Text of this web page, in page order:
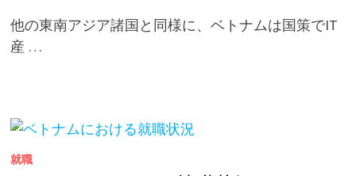
他の東南アジア諸国と同様に、ベトナムは国策でIT
産 …
就職